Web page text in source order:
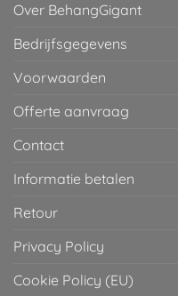
Over BehangGigant
Bedrijfsgegevens
Voorwaarden
Offerte aanvraag
Contact
Informatie betalen
Retour
Privacy Policy
Cookie Policy (EU)